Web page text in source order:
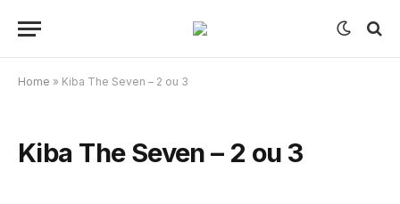
Home » Kiba The Seven – 2 ou 3
Kiba The Seven – 2 ou 3